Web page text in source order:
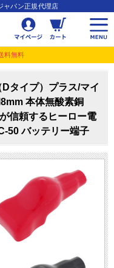
ャパン正規代理店
料無料
タイプ）プラス/マイ
本体無酸素銅
信頼するヒーロー電
50 バッテリー端子